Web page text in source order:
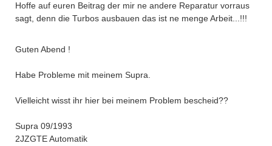
Hoffe auf euren Beitrag der mir ne andere Reparatur vorraus
sagt, denn die Turbos ausbauen das ist ne menge Arbeit...!!!
Guten Abend !
Habe Probleme mit meinem Supra.
Vielleicht wisst ihr hier bei meinem Problem bescheid??
Supra 09/1993
2JZGTE Automatik